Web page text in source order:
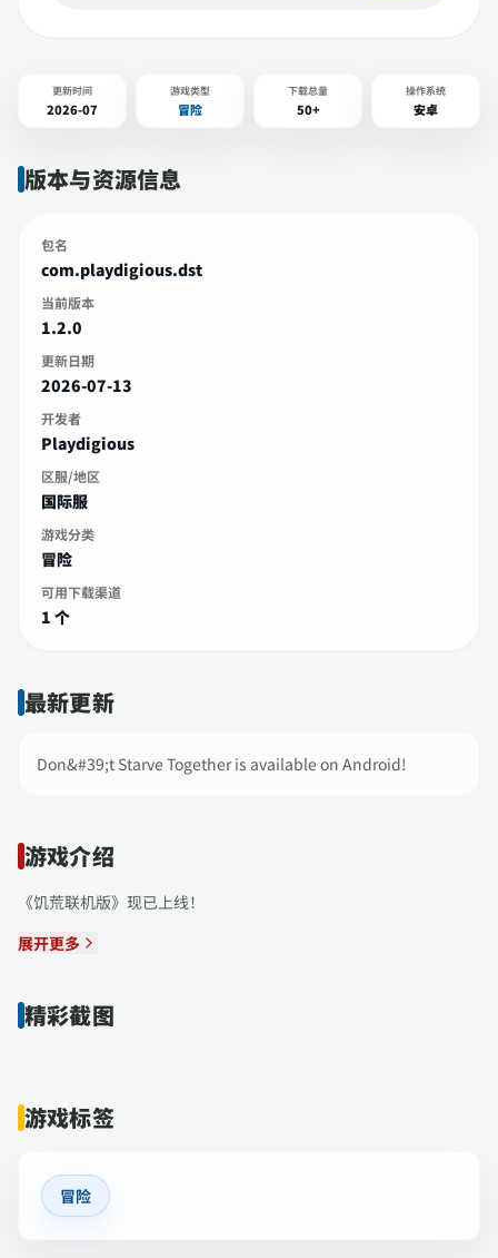
更新时间
2026-07
游戏类型
冒险
下载总量
50+
操作系统
安卓
版本与资源信息
包名
com.playdigious.dst
当前版本
1.2.0
更新日期
2026-07-13
开发者
Playdigious
区服/地区
国际服
游戏分类
冒险
可用下载渠道
1 个
最新更新
Don&#39;t Starve Together is available on Android!
游戏介绍
《饥荒联机版》现已上线！
展开更多
精彩截图
游戏标签
冒险